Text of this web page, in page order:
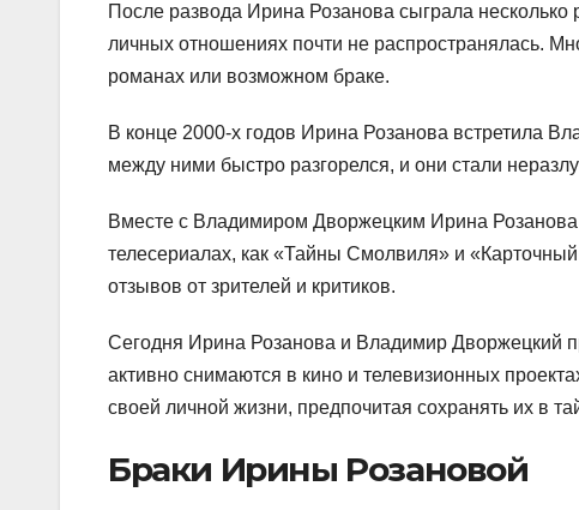
После развода Ирина Розанова сыграла несколько
личных отношениях почти не распространялась.
романах или возможном браке.
В конце 2000-х годов Ирина Розанова встретила
между ними быстро разгорелся, и они стали
Вместе с Владимиром Дворжецким Ирина
телесериалах, как «Тайны Смолвиля» и
отзывов от зрителей и критиков.
Сегодня Ирина Розанова и Владимир Дворжецкий
активно снимаются в кино и телевизионных
своей личной жизни, предпочитая сохранять их в
Браки Ирины Розановой